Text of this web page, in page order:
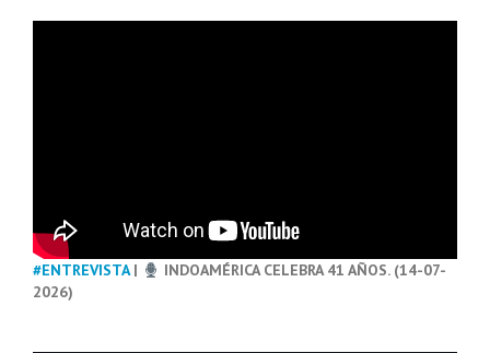
#ENTREVISTA|
INDOAMÉRICA CELEBRA 41 AÑOS. (14-07-
2026)